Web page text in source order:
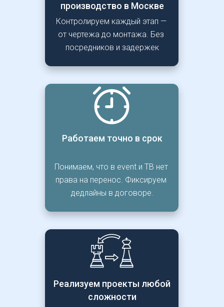
производство в Москве
Контролируем каждый этап —
от чертежа до монтажа. Без
посредников и задержек
Работаем точно в срок
Понимаем, что в event и ТВ нет
права на перенос. Фиксируем
дедлайны в договоре.
Реализуем проекты любой
сложности